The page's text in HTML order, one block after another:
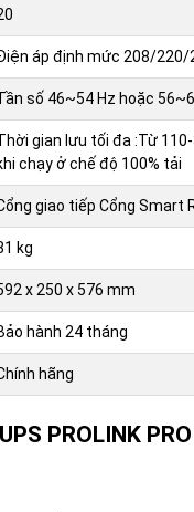
áp định mức 208/220/
số 46~54 Hz hoặc
gian lưu tối đa :Từ
chạy ở chế độ 100% tải
giao tiếp Cổng Smart
kg
x 250 x 576 mm
hành 24 tháng
hãng
PROLINK